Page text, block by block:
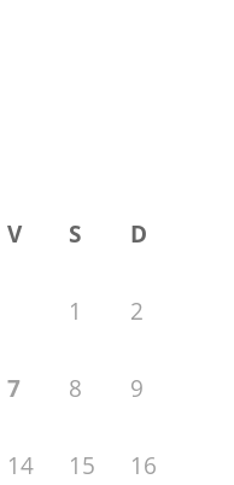
V S D
1 2
7 8 9
14 15 16